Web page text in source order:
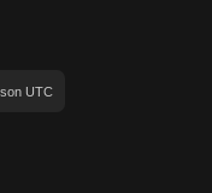
UTC